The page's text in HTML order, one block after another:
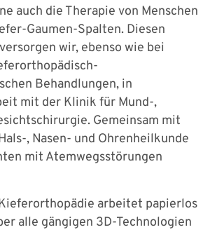
auch die Therapie von Menschen
Gaumen-Spalten. Diesen
wir, ebenso wie bei
Behandlungen, in
mit der Klinik für Mund-,
Gemeinsam mit
, Nasen- und Ohrenheilkunde
mit Atemwegsstörungen
arbeitet papierlos
alle gängigen 3D-Technologien